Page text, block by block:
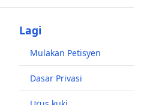
Lagi
Mulakan Petisyen
Dasar Privasi